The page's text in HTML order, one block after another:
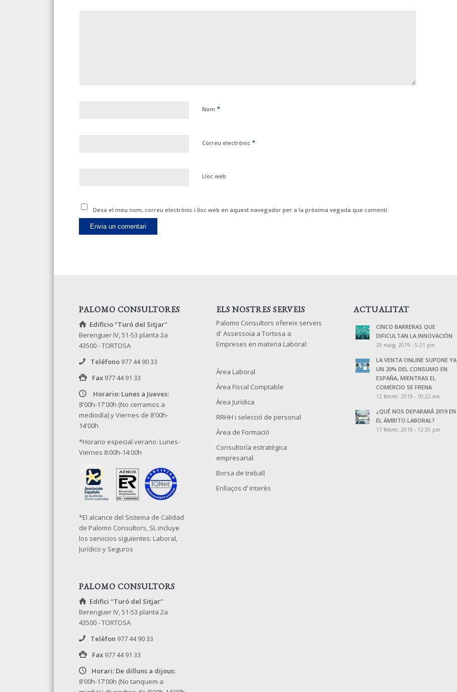
Nom *
Correu electrònic *
Lloc web
Desa el meu nom, correu electrònic i lloc web en aquest navegador per a la pròxima vegada que comenti.
PALOMO CONSULTORES
Edificio "Turó del Sitjar"
Berenguer IV, 51-53 planta 2a
43500 - TORTOSA
Teléfono977 44 90 33
Fax977 44 91 33
Horario: Lunes a Jueves:
8'00h-17'00h (No cerramos a
mediodía) y Viernes de 8'00h-
14'00h
*Horario especial verano: Lunes-
Viernes 8:00h-14:00h
*El alcance del Sistema de Calidad
de Palomo Consultors, SL incluye
los servicios siguientes: Laboral,
Jurídico y Seguros
PALOMO CONSULTORS
Edifici "Turó del Sitjar"
Berenguer IV, 51-53 planta 2a
43500 - TORTOSA
Telèfon 977 44 90 33
Fax977 44 91 33
Horari: De dilluns a dijous:
8'00h-17'00h (No tanquem a
ELS NOSTRES SERVEIS
Palomo Consultors ofereix serveis
d' Assessoia a Tortosa a
Empreses en materia Laboral:
Àrea Laboral
Àrea Fiscal Comptable
Àrea Jurídica
RRHH i selecció de personal
Àrea de Formació
Consultoría estratégica
empresarial
Borsa de treball
Enllaços d’ interès
ACTUALITAT
CINCO BARRERAS QUE
DIFICULTAN LA INNOVACIÓN
29 maig, 2019 - 5:21 pm
LA VENTA ONLINE SUPONE YA
UN 20% DEL CONSUMO EN
ESPAÑA, MIENTRAS EL
COMERCIO SE FRENA
12 febrer, 2019 - 10:22 am
¿QUÉ NOS DEPARARÁ 2019 EN
EL ÁMBITO LABORAL?
11 febrer, 2019 - 12:35 pm